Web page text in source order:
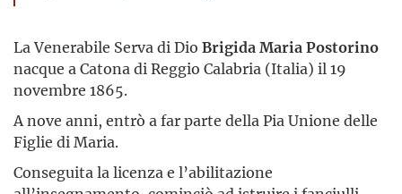
La Venerabile Serva di Dio Brigida Maria Postorino
nacque a Catona di Reggio Calabria (Italia) il 19
novembre 1865.
A nove anni, entrò a far parte della Pia Unione delle
Figlie di Maria.
Conseguita la licenza e l’abilitazione